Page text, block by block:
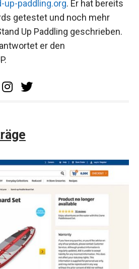
up-paddling.org. Er hat bereits
getestet und noch mehr
Up Paddling geschrieben.
er den